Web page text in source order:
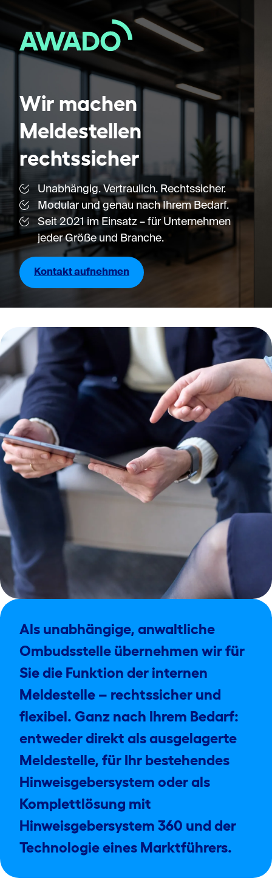
Wir machen
Meldestellen
rechtssicher
Unabhängig. Vertraulich. Rechtssicher.
Modular und genau nach Ihrem Bedarf.
Seit 2021 im Einsatz – für Unternehmen
jeder Größe und Branche.
Kontakt aufnehmen
Als unabhängige, anwaltliche
Ombudsstelle übernehmen wir für
Sie die Funktion der internen
Meldestelle – rechtssicher und
flexibel. Ganz nach Ihrem Bedarf:
entweder direkt als ausgelagerte
Meldestelle, für Ihr bestehendes
Hinweisgebersystem oder als
Komplettlösung mit
Hinweisgebersystem 360 und der
Technologie eines Marktführers.